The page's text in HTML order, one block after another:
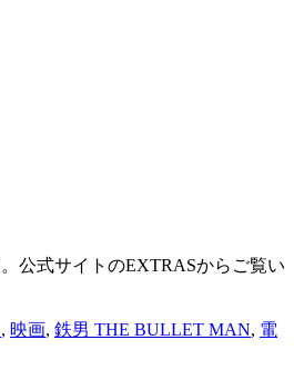
公式サイトのEXTRASからご覧い
, 映画, 鉄男 THE BULLET MAN, 電